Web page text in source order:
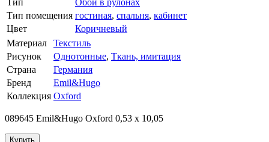
Тип помещения гостиная, спальня, кабинет
Цвет
Коричневый
Материал
Текстиль
Рисунок
Однотонные, Ткань, имитация
Страна
Германия
Бренд
Emil&Hugo
Коллекция Oxford
089645 Emil&Hugo Oxford 0,53 x 10,05
Купить